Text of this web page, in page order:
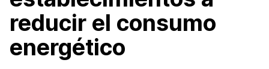
reducir el consumo
energético